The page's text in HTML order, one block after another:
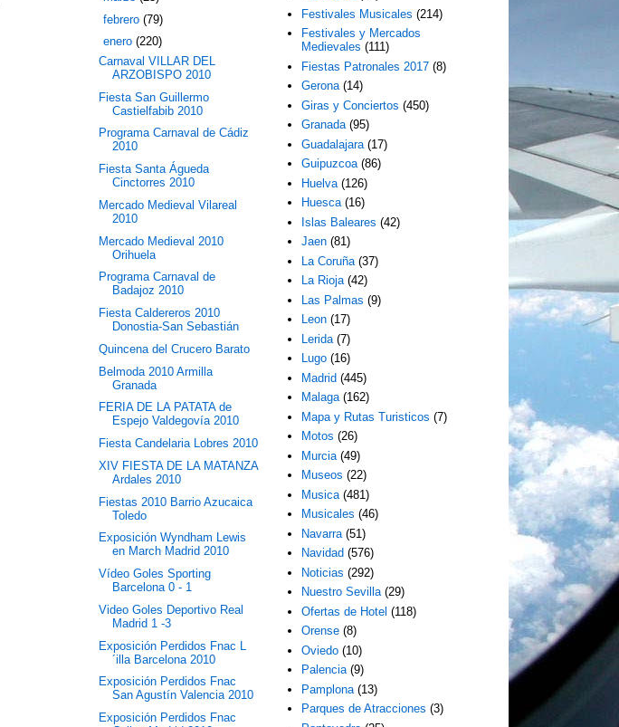
febrero (79)
enero (220)
Carnaval VILLAR DEL
ARZOBISPO 2010
Fiesta San Guillermo
Castielfabib 2010
Programa Carnaval de Cádiz
2010
Fiesta Santa Águeda
Cinctorres 2010
Mercado Medieval Vilareal
2010
Mercado Medieval 2010
Orihuela
Programa Carnaval de
Badajoz 2010
Fiesta Caldereros 2010
Donostia-San Sebastián
Quincena del Crucero Barato
Belmoda 2010 Armilla
Granada
FERIA DE LA PATATA de
Espejo Valdegovía 2010
Fiesta Candelaria Lobres 2010
XIV FIESTA DE LA MATANZA
Ardales 2010
Fiestas 2010 Barrio Azucaica
Toledo
Exposición Wyndham Lewis
en March Madrid 2010
Vídeo Goles Sporting
Barcelona 0 - 1
Video Goles Deportivo Real
Madrid 1 -3
Exposición Perdidos Fnac L
´illa Barcelona 2010
Exposición Perdidos Fnac
San Agustín Valencia 2010
Exposición Perdidos Fnac
Festivales Musicales (214)
Festivales y Mercados
Medievales (111)
Fiestas Patronales 2017 (8)
Gerona (14)
Giras y Conciertos (450)
Granada (95)
Guadalajara (17)
Guipuzcoa (86)
Huelva (126)
Huesca (16)
Islas Baleares (42)
Jaen (81)
La Coruña (37)
La Rioja (42)
Las Palmas (9)
Leon (17)
Lerida (7)
Lugo (16)
Madrid (445)
Malaga (162)
Mapa y Rutas Turisticos (7)
Motos (26)
Murcia (49)
Museos (22)
Musica (481)
Musicales (46)
Navarra (51)
Navidad (576)
Noticias (292)
Nuestro Sevilla (29)
Ofertas de Hotel (118)
Orense (8)
Oviedo (10)
Palencia (9)
Pamplona (13)
Parques de Atracciones (3)